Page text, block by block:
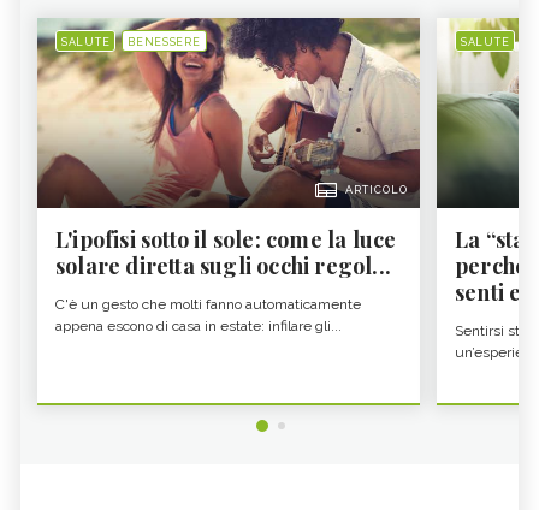
SALUTE BENESSERE
ARTICOLO
L'ipofisi sotto il sole: come la luce
solare diretta sugli occhi regol...
C'è un gesto che molti fanno automaticamente
appena escono di casa in estate: infilare gli...
SALUTE
La
perché
senti
Sentirsi